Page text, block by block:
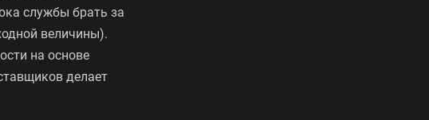
службы брать за
величины).
на основе
делает